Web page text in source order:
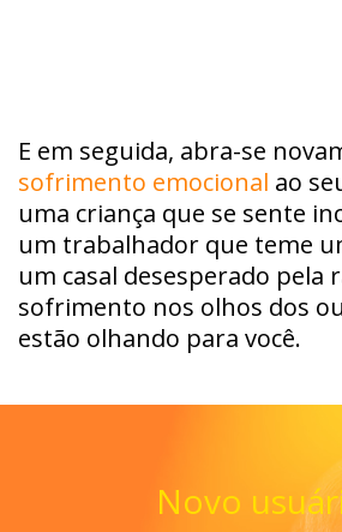
E em seguida, abra-se
sofrimento emocional ao
uma criança que se sente
um trabalhador que teme
um casal desesperado pela
sofrimento nos olhos dos
estão olhando para você.
Novo